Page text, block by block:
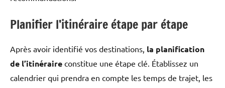
Planifier l’itinéraire étape par étape
Après avoir identifié vos destinations, la planification
de l’itinéraire constitue une étape clé. Établissez un
calendrier qui prendra en compte les temps de trajet, les